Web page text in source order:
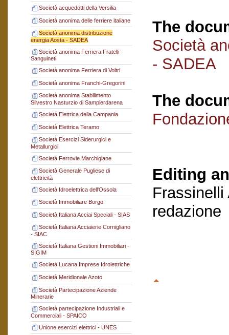
Società acquedotti della Versilia
Società anonima delle ferriere italiane
Società anonima distribuzione
energia Aosta - SADEA
Società anonima Ferriera Fratelli
Sanguineti
Società anonima Ferriera di Voltri
Società anonima Franchi-Gregorini
Società anonima Stabilimento
Silvestro Nasturzio di Sampierdarena
Società Elettrica della Campania
Società Elettrica Teramo
Società Esercizi Siderurgici e
Metallurgici
Società Ferrovie Marchigiane
Società Generale Pugliese di
elettricità
Società Idroelettrica dell'Ossola
Società Immobiliare Borgo
Società Italiana Acciai Speciali - SIAS
Società Italiana Acciaierie Cornigliano
- SIAC
Società Italiana Gestioni Immobiliari -
SIGIM
Società Lucana Imprese Idrolettriche
Società Meridionale Azoto
Società Partecipazione Aziende
Minerarie
Società partecipazione Industriali e
Commerciali - SPAICO
Unione esercizi elettrici - UNES
The
Società
- SADEA
The
Editing
Frassinelli
redazione